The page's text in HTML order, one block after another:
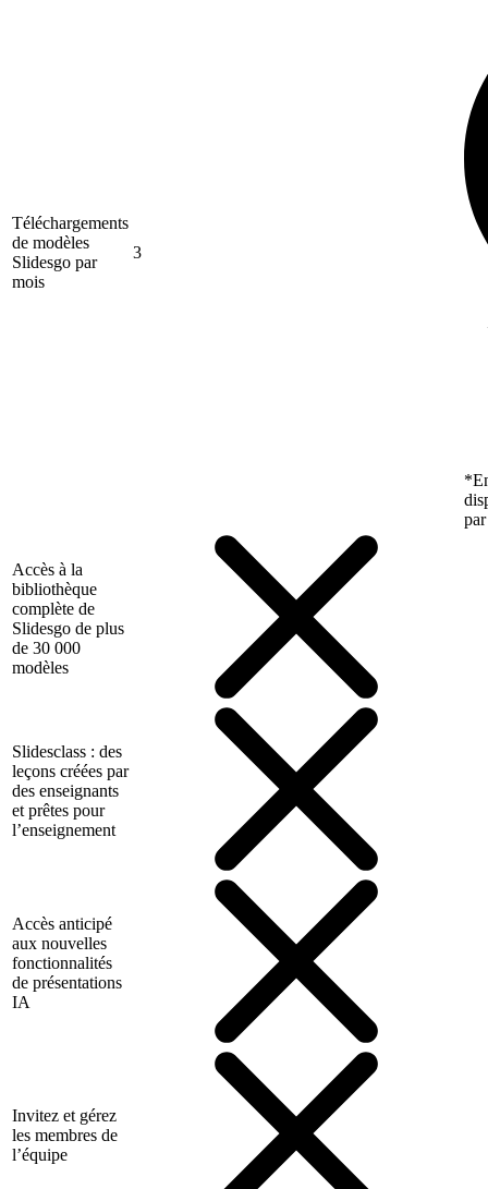
Téléchargements
de modèles
Slidesgo par
mois
3
Accès à la
bibliothèque
complète de
Slidesgo de plus
de 30 000
modèles
Slidesclass : des
leçons créées par
des enseignants
et prêtes pour
l’enseignement
Accès anticipé
aux nouvelles
fonctionnalités
de présentations
IA
Invitez et gérez
les membres de
l’équipe